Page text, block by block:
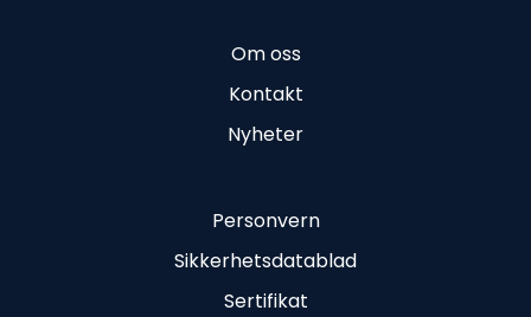
Om oss
Kontakt
Nyheter
Personvern
Sikkerhetsdatablad
Sertifikat